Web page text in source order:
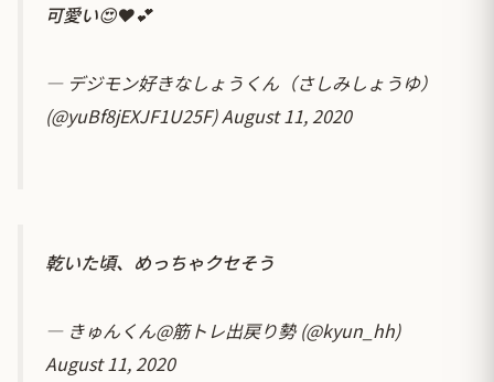
可愛い😍❤️💕
— デジモン好きなしょうくん（さしみしょうゆ）
(@yuBf8jEXJF1U25F)August 11, 2020
乾いた頃、めっちゃクセそう
— きゅんくん@筋トレ出戻り勢 (@kyun_hh)
August 11, 2020